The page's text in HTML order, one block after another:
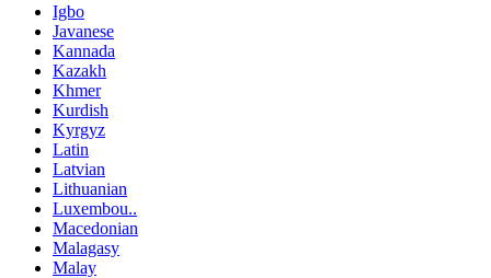
Igbo
Javanese
Kannada
Kazakh
Khmer
Kurdish
Kyrgyz
Latin
Latvian
Lithuanian
Luxembou..
Macedonian
Malagasy
Malay